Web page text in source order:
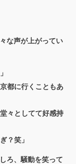
な声が上がってい
都に行くこともあ
々としてて好感持
？笑」
ろ、騒動を笑って